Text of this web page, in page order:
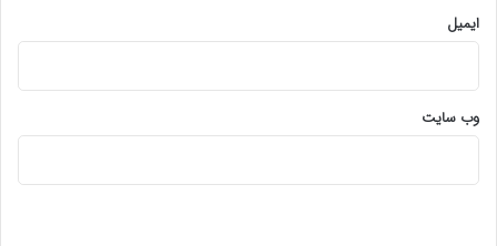
ایمیل
وب‌ سایت